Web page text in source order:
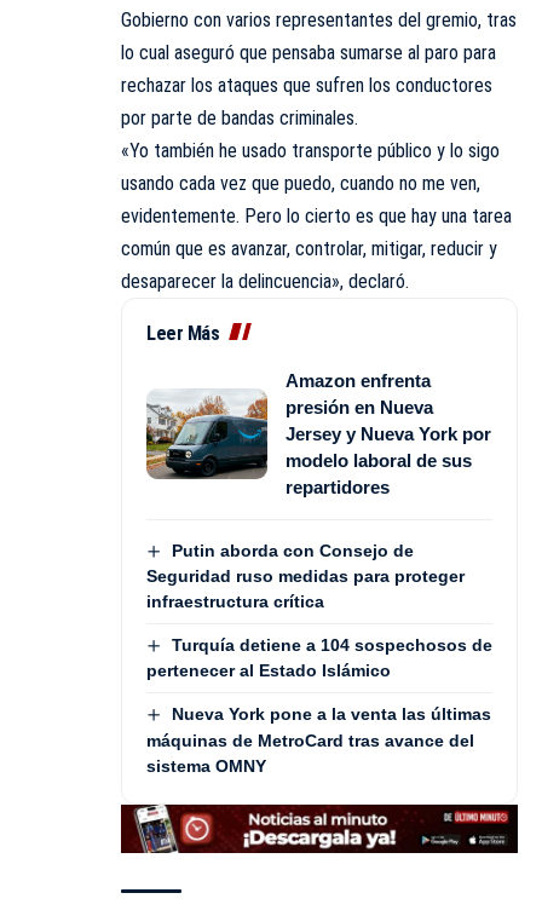
Gobierno con varios representantes del gremio, tras
lo cual aseguró que pensaba sumarse al paro para
rechazar los ataques que sufren los conductores
por parte de bandas criminales.
«Yo también he usado transporte público y lo sigo
usando cada vez que puedo, cuando no me ven,
evidentemente. Pero lo cierto es que hay una tarea
común que es avanzar, controlar, mitigar, reducir y
desaparecer la delincuencia», declaró.
Leer Más
Amazon enfrenta
presión en Nueva
Jersey y Nueva York por
modelo laboral de sus
repartidores
Putin aborda con Consejo de
Seguridad ruso medidas para proteger
infraestructura crítica
Turquía detiene a 104 sospechosos de
pertenecer al Estado Islámico
Nueva York pone a la venta las últimas
máquinas de MetroCard tras avance del
sistema OMNY